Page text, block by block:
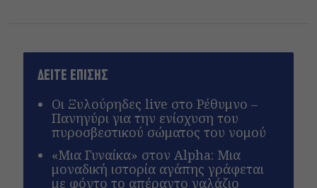
ΔΕΙΤΕ ΕΠΙΣΗΣ
Οι Ξυλούρηδες live στο Ρέθυμνο –
Πανηγύρι για την ενίσχυση του
πυροσβεστικού σώματος του νομού
«Μια Γυναίκα» στον Alpha: Μια
μοναδική ιστορία αγάπης γράφεται
με φόντο το απέραντο γαλάζιο